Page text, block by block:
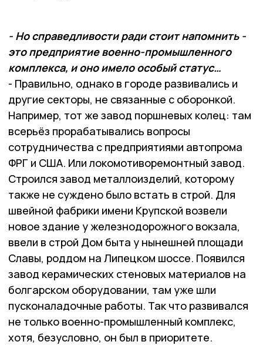
- Но справедливости ради стоит напомнить -
это предприятие военно-промышленного
комплекса, и оно имело особый статус…
- Правильно, однако в городе развивались и
другие секторы, не связанные с оборонкой.
Например, тот же завод поршневых колец: там
всерьёз прорабатывались вопросы
сотрудничества с предприятиями автопрома
ФРГ и США. Или локомотиворемонтный завод.
Строился завод металлоизделий, которому
также не суждено было встать в строй. Для
швейной фабрики имени Крупской возвели
новое здание у железнодорожного вокзала,
ввели в строй Дом быта у нынешней площади
Славы, роддом на Липецком шоссе. Появился
завод керамических стеновых материалов на
болгарском оборудовании, там уже шли
пусконаладочные работы. Так что развивался
не только военно-промышленный комплекс,
хотя, безусловно, он был в приоритете.